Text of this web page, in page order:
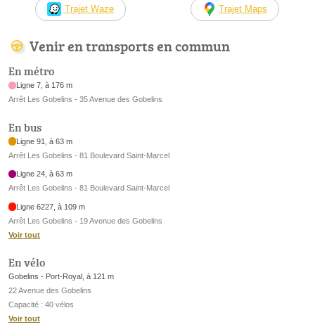
Trajet Waze Trajet Maps
Venir en transports en commun
En métro
Ligne 7, à 176 m
Arrêt Les Gobelins - 35 Avenue des Gobelins
En bus
Ligne 91, à 63 m
Arrêt Les Gobelins - 81 Boulevard Saint-Marcel
Ligne 24, à 63 m
Arrêt Les Gobelins - 81 Boulevard Saint-Marcel
Ligne 6227, à 109 m
Arrêt Les Gobelins - 19 Avenue des Gobelins
Voir tout
En vélo
Gobelins - Port-Royal, à 121 m
22 Avenue des Gobelins
Capacité : 40 vélos
Voir tout